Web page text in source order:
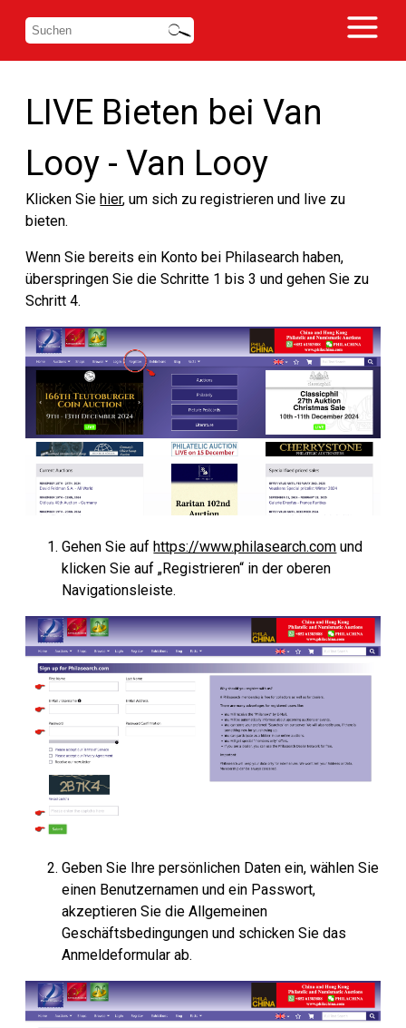
LIVE Bieten bei Van
Looy - Van Looy
Klicken Siehier, um sich zu registrieren und live zu
bieten.
Wenn Sie bereits ein Konto bei Philasearch haben,
überspringen Sie die Schritte 1 bis 3 und gehen Sie zu
Schritt 4.
Gehen Sie auf https://www.philasearch.com und
klicken Sie auf „Registrieren“ in der oberen
Navigationsleiste.
Geben Sie Ihre persönlichen Daten ein, wählen Sie
einen Benutzernamen und ein Passwort,
akzeptieren Sie die Allgemeinen
Geschäftsbedingungen und schicken Sie das
Anmeldeformular ab.